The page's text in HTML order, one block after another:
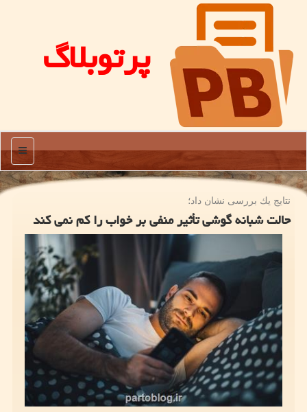
پرتوبلاگ
منو
نتایج یك بررسی نشان داد؛
حالت شبانه گوشی تأثیر منفی بر خواب را كم نمی كند